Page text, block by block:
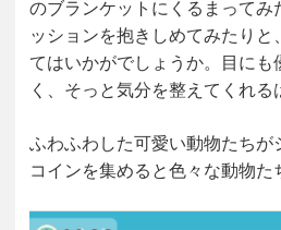
のブランケットにくるまってみ
ッションを抱きしめてみたりと
てはいかがでしょうか。目にも
く、そっと気分を整えてくれる
ふわふわした可愛い動物たちが
コインを集めると色々な動物た